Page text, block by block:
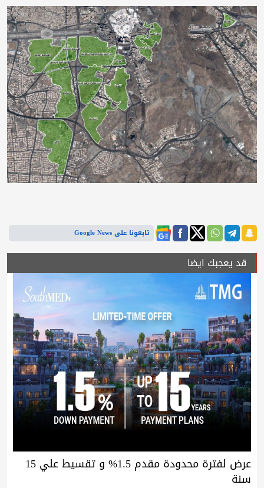
تابعونا على Google News
قد يعجبك ايضا
عرض لفترة محدودة مقدم 1.5% و تقسيط علي 15
سنة